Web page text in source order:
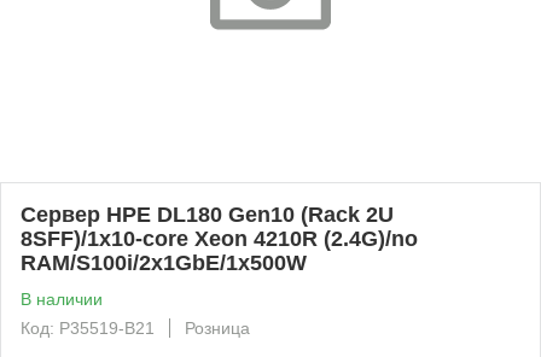
Сервер HPE DL180 Gen10 (Rack 2U
8SFF)/1x10-core Xeon 4210R (2.4G)/no
RAM/S100i/2x1GbE/1x500W
В наличии
Код: P35519-B21
Розница